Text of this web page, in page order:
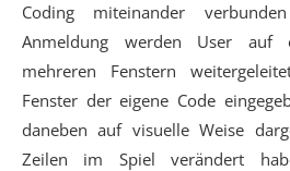
Coding miteinander
Anmeldung werden User auf
mehreren Fenstern
Fenster der eigene Code
daneben auf visuelle Weise
Zeilen im Spiel verändert